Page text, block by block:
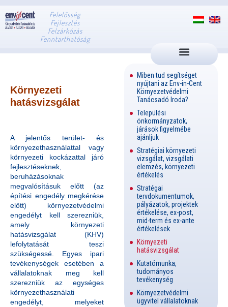
Felelősség
Fejlesztés
Felzárkózás
Fenntarthatóság
Miben tud segítséget
nyújtani az Env-in-Cent
Környezetvédelmi
Tanácsadó Iroda?
Települési
önkormányzatok,
járások figyelmébe
ajánljuk
Stratégiai környezeti
vizsgálat, vizsgálati
elemzés, környezeti
értékelés
Stratégai
tervdokumentumok,
pályázatok, projektek
értékelése, ex-post,
mid-term és ex-ante
értékelések
Környezeti
hatásvizsgálat
Kutatómunka,
tudományos
tevékenység
Környezetvédelmi
ügyvitel vállalatoknak
Környezeti
hatásvizsgálat
A jelentős terület- és
környezethasználattal vagy
környezeti kockázattal járó
fejlesztéseknek,
beruházásoknak
megvalósításuk előtt (az
építési engedély megkérése
előtt) környezetvédelmi
engedélyt kell szerezniük,
amely környezeti
hatásvizsgálat (KHV)
lefolytatását teszi
szükségessé. Egyes ipari
tevékenységek esetében a
vállalatoknak meg kell
szerezniük az egységes
környezethasználati
engedélyt, melyeket